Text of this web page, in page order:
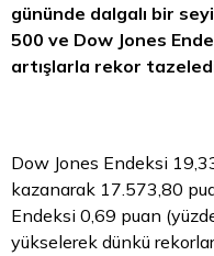
gününde dalgalı bir
500 ve Dow Jones
artışlarla rekor
Dow Jones Endeksi
kazanarak 17.573,80
Endeksi 0,69 puan
yükselerek dünkü